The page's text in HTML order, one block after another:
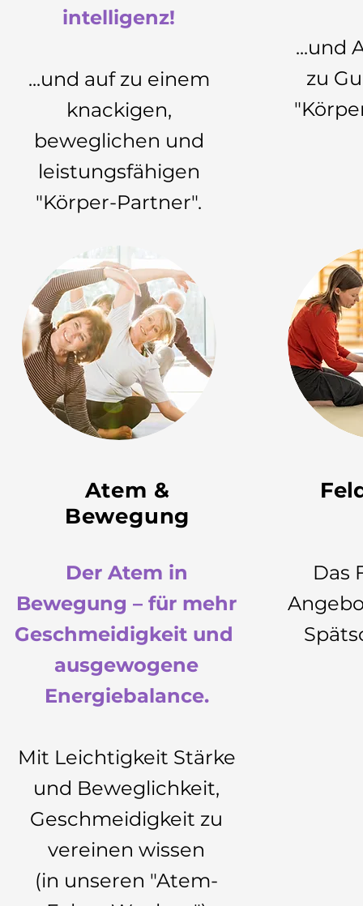
intelligenz!
...und auf zu einem
knackigen,
beweglichen und
leistungsfähigen
"Körper-Partner".​
Atem &
Bewegung
Der Atem in
Bewegung – für mehr
Geschmeidigkeit und
ausgewogene
Energiebalance.
Mit Leichtigkeit Stärke
und Beweglichkeit,
Geschmeidigkeit zu
vereinen wissen
(in unseren "Atem-
...und
zu
Das